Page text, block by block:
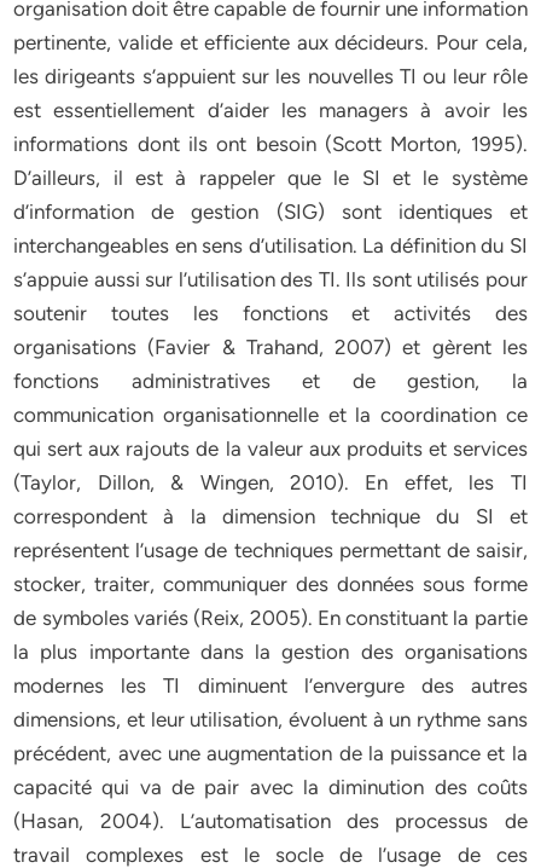
organisation doit être capable de fournir une information
pertinente, valide et efficiente aux décideurs. Pour cela,
les dirigeants s’appuient sur les nouvelles TI ou leur rôle
est essentiellement d’aider les managers à avoir les
informations dont ils ont besoin (Scott Morton, 1995).
D’ailleurs, il est à rappeler que le SI et le système
d’information de gestion (SIG) sont identiques et
interchangeables en sens d’utilisation. La définition du SI
s’appuie aussi sur l’utilisation des TI. Ils sont utilisés pour
soutenir toutes les fonctions et activités des
organisations (Favier & Trahand, 2007) et gèrent les
fonctions administratives et de gestion, la
communication organisationnelle et la coordination ce
qui sert aux rajouts de la valeur aux produits et services
(Taylor, Dillon, & Wingen, 2010). En effet, les TI
correspondent à la dimension technique du SI et
représentent l’usage de techniques permettant de saisir,
stocker, traiter, communiquer des données sous forme
de symboles variés (Reix, 2005). En constituant la partie
la plus importante dans la gestion des organisations
modernes les TI diminuent l’envergure des autres
dimensions, et leur utilisation, évoluent à un rythme sans
précédent, avec une augmentation de la puissance et la
capacité qui va de pair avec la diminution des coûts
(Hasan, 2004). L’automatisation des processus de
travail complexes est le socle de l’usage de ces